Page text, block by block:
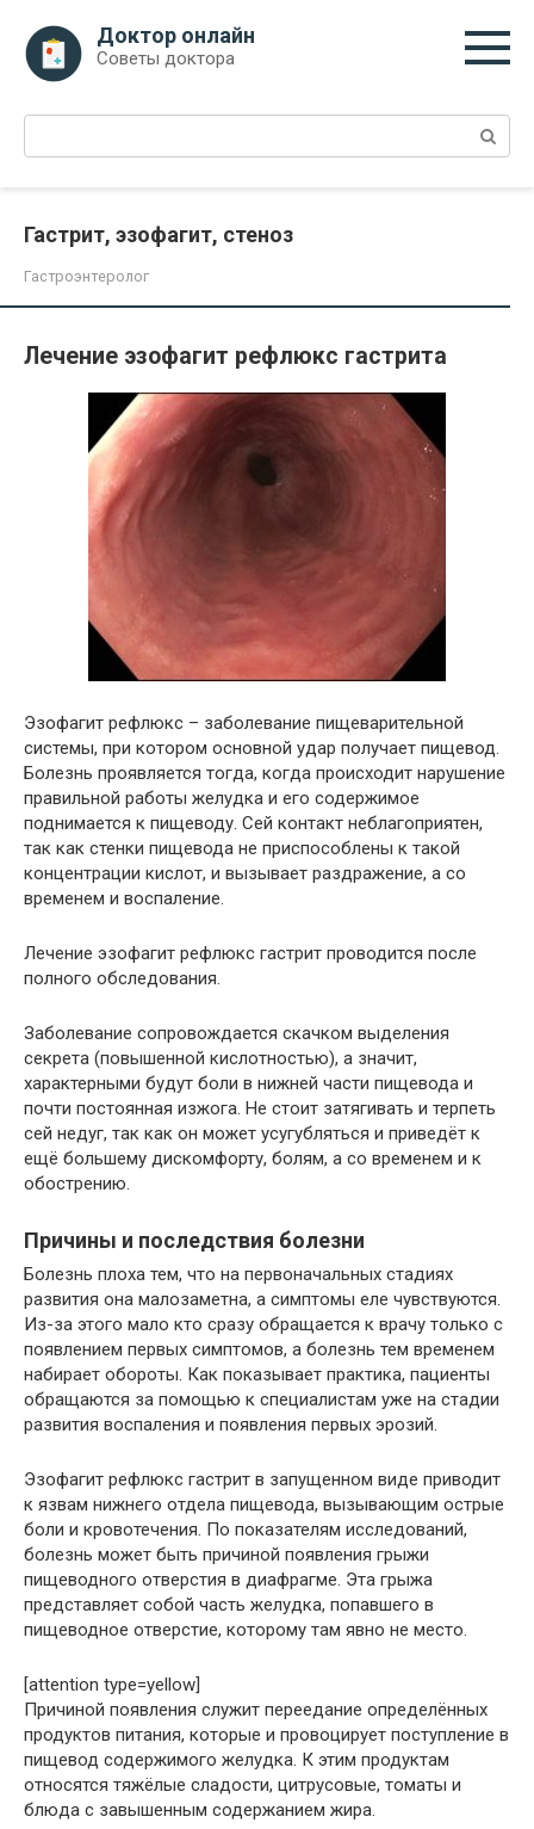
контенту
Доктор онлайн
Советы доктора
Поиск:
Гастрит, эзофагит, стеноз
Гастроэнтеролог
Лечение эзофагит рефлюкс гастрита
Эзофагит рефлюкс – заболевание пищеварительной
системы, при котором основной удар получает пищевод.
Болезнь проявляется тогда, когда происходит нарушение
правильной работы желудка и его содержимое
поднимается к пищеводу. Сей контакт неблагоприятен,
так как стенки пищевода не приспособлены к такой
концентрации кислот, и вызывает раздражение, а со
временем и воспаление.
Лечение эзофагит рефлюкс гастрит проводится после
полного обследования.
Заболевание сопровождается скачком выделения
секрета (повышенной кислотностью), а значит,
характерными будут боли в нижней части пищевода и
почти постоянная изжога. Не стоит затягивать и терпеть
сей недуг, так как он может усугубляться и приведёт к
ещё большему дискомфорту, болям, а со временем и к
обострению.
Причины и последствия болезни
Болезнь плоха тем, что на первоначальных стадиях
развития она малозаметна, а симптомы еле чувствуются.
Из-за этого мало кто сразу обращается к врачу только с
появлением первых симптомов, а болезнь тем временем
набирает обороты. Как показывает практика, пациенты
обращаются за помощью к специалистам уже на стадии
развития воспаления и появления первых эрозий.
Эзофагит рефлюкс гастрит в запущенном виде приводит
к язвам нижнего отдела пищевода, вызывающим острые
боли и кровотечения. По показателям исследований,
болезнь может быть причиной появления грыжи
пищеводного отверстия в диафрагме. Эта грыжа
представляет собой часть желудка, попавшего в
пищеводное отверстие, которому там явно не место.
[attention type=yellow]
Причиной появления служит переедание определённых
продуктов питания, которые и провоцирует поступление в
пищевод содержимого желудка. К этим продуктам
относятся тяжёлые сладости, цитрусовые, томаты и
блюда с завышенным содержанием жира.